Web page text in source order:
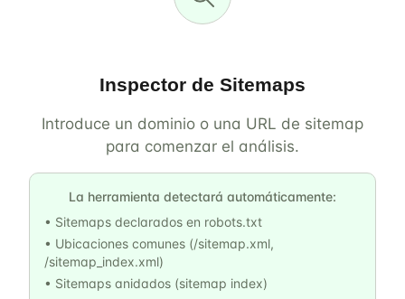
Inspector de Sitemaps
Introduce un dominio o una URL de sitemap
para comenzar el análisis.
La herramienta detectará automáticamente:
• Sitemaps declarados en robots.txt
• Ubicaciones comunes (/sitemap.xml,
/sitemap_index.xml)
• Sitemaps anidados (sitemap index)